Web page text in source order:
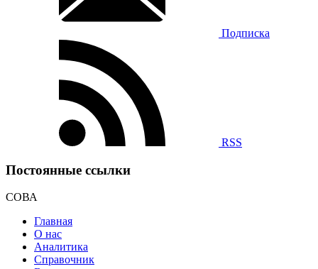
Подписка
RSS
Постоянные ссылки
СОВА
Главная
О нас
Аналитика
Справочник